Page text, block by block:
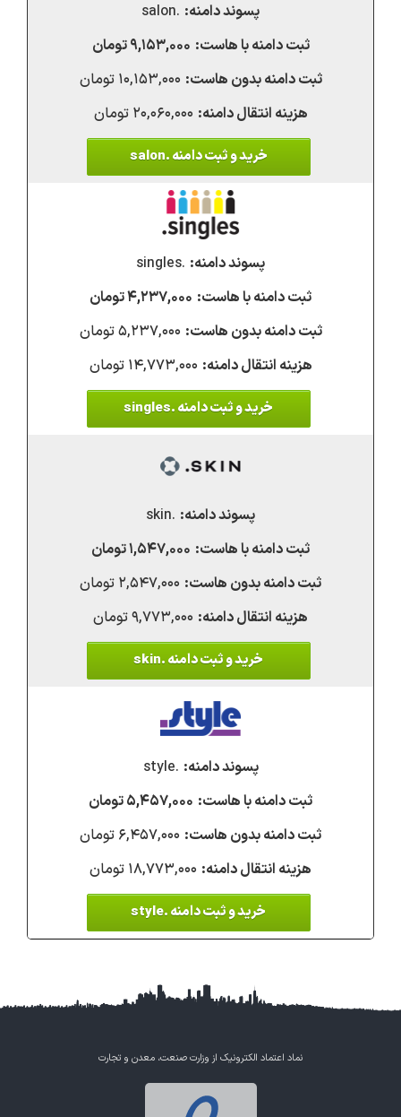
.salon
۹,۱۵۳,۰۰۰ تومان
۱۰,۱۵۳,۰۰۰ تومان
۲۰,۰۶۰,۰۰۰ تومان
خرید و ثبت دامنه .salon
.singles
۴,۲۳۷,۰۰۰ تومان
۵,۲۳۷,۰۰۰ تومان
۱۴,۷۷۳,۰۰۰ تومان
خرید و ثبت دامنه .singles
.skin
۱,۵۴۷,۰۰۰ تومان
۲,۵۴۷,۰۰۰ تومان
۹,۷۷۳,۰۰۰ تومان
خرید و ثبت دامنه .skin
.style
۵,۴۵۷,۰۰۰ تومان
۶,۴۵۷,۰۰۰ تومان
۱۸,۷۷۳,۰۰۰ تومان
خرید و ثبت دامنه .style
نماد اعتماد الکترونیک از وزارت صنعت، معدن و تجارت